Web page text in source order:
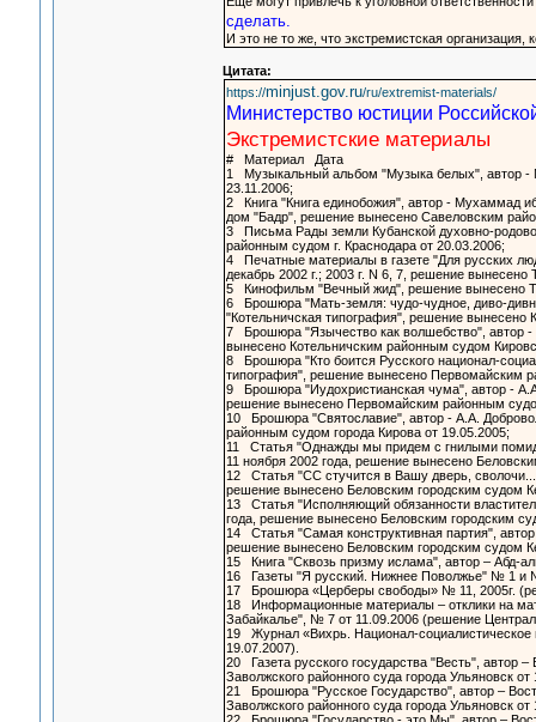
сделать.
И это не то же, что экстремистская организация,
Цитата:
https://minjust.gov.ru/ru/extremist-materials/
Министерство юстиции
Экстремистские материалы
# Материал Дата
1 Музыкальный альбом "Музыка белых", автор -
23.11.2006;
2 Книга "Книга единобожия", автор - Мухаммад
дом "Бадр", решение вынесено Савеловским
3 Письма Рады земли Кубанской духовно-
районным судом г. Краснодара от 20.03.2006;
4 Печатные материалы в газете "Для русских
декабрь 2002 г.; 2003 г. N 6, 7, решение
5 Кинофильм "Вечный жид", решение вынесено
6 Брошюра "Мать-земля: чудо-чудное, диво-
"Котельничская типография", решение
7 Брошюра "Язычество как волшебство", автор -
вынесено Котельничским районным судом
8 Брошюра "Кто боится Русского национал-
типография", решение вынесено Первомайским
9 Брошюра "Иудохристианская чума", автор -
решение вынесено Первомайским районным
10 Брошюра "Святославие", автор - А.А.
районным судом города Кирова от 19.05.2005;
11 Статья "Однажды мы придем с гнилыми
11 ноября 2002 года, решение вынесено
12 Статья "СС стучится в Вашу дверь,
решение вынесено Беловским городским судом
13 Статья "Исполняющий обязанности
года, решение вынесено Беловским городским
14 Статья "Самая конструктивная партия",
решение вынесено Беловским городским судом
15 Книга "Сквозь призму ислама", автор – Абд-
16 Газеты "Я русский. Нижнее Поволжье" № 1 и №
17 Брошюра «Церберы свободы» № 11, 2005г.
18 Информационные материалы – отклики на
Забайкалье", № 7 от 11.09.2006 (решение
19 Журнал «Вихрь. Национал-социалистическое
19.07.2007).
20 Газета русского государства "Весть",
Заволжского районного суда города Ульяновск
21 Брошюра "Русское Государство", автор –
Заволжского районного суда города Ульяновск